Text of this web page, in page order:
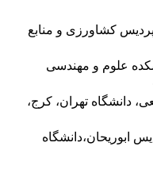
کشاورزی و منابع
علوم و مهندسی
دانشگاه تهران، کرج،
ابوریحان،دانشگاه